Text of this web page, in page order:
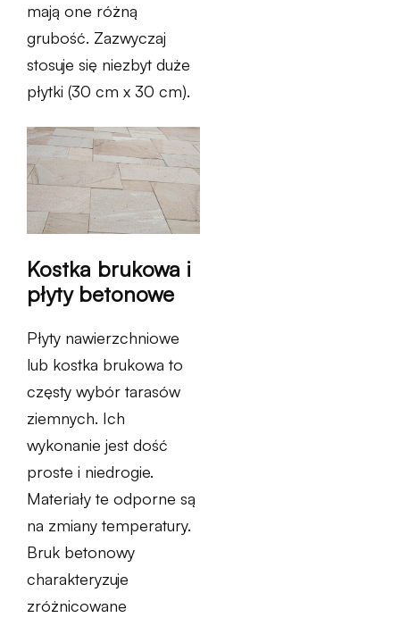
mają one różną
grubość. Zazwyczaj
stosuje się niezbyt duże
płytki (30 cm x 30 cm).
Kostka brukowa i
płyty betonowe
Płyty nawierzchniowe
lub kostka brukowa to
częsty wybór tarasów
ziemnych. Ich
wykonanie jest dość
proste i niedrogie.
Materiały te odporne są
na zmiany temperatury.
Bruk betonowy
charakteryzuje
zróżnicowane